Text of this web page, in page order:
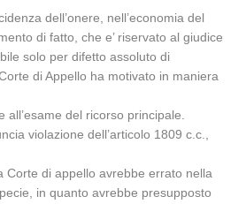
dell’onere, nell’economia del
di fatto, che e’ riservato al giudice
solo per difetto assoluto di
di Appello ha motivato in maniera
all’esame del ricorso principale.
violazione dell’articolo 1809 c.c.,
Corte di appello avrebbe errato nella
in quanto avrebbe presupposto